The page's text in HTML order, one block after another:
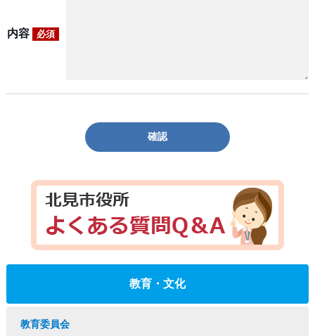
内容 必須
確認
教育・文化
教育委員会